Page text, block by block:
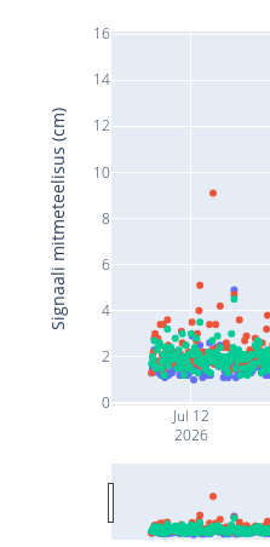
Jul 12
2026
0
2
4
6
8
10
12
14
16
Signaali mitmeteelisus (cm)